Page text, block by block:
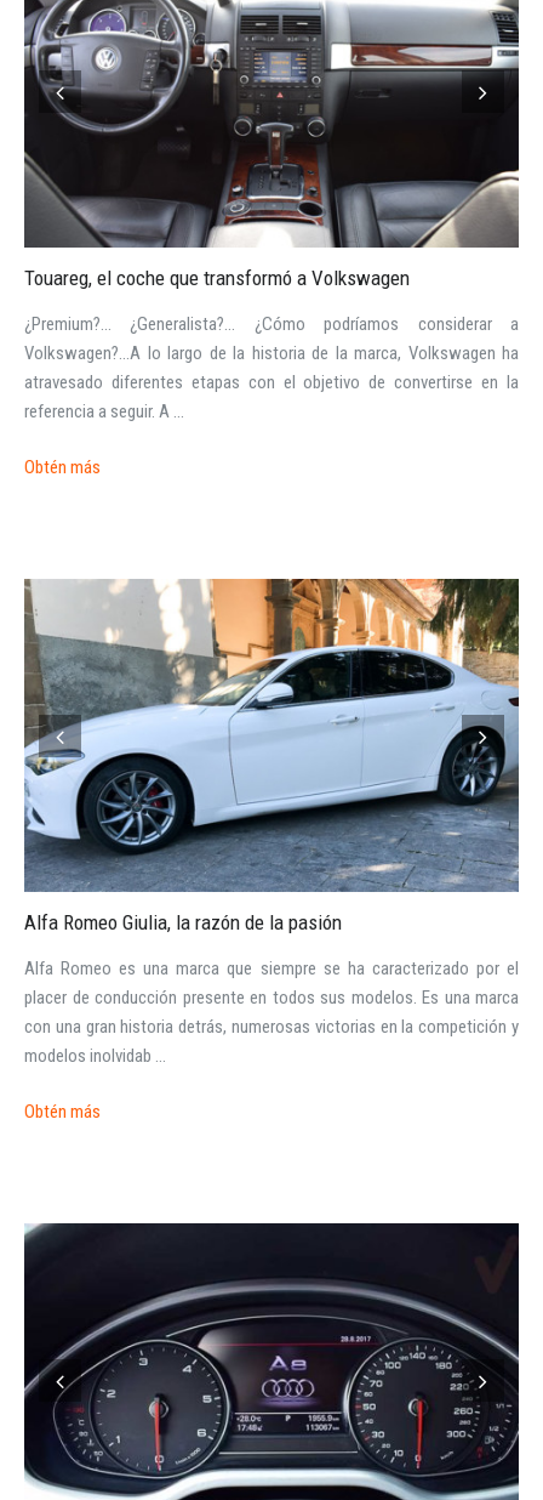
Iniciar sesión
INICIAR SESIÓN
¿Ha olvidado la contraseña?
Touareg, el coche que transformó a Volkswagen
¿Premium?... ¿Generalista?... ¿Cómo podríamos considerar a
Volkswagen?...A lo largo de la historia de la marca, Volkswagen ha
atravesado diferentes etapas con el objetivo de convertirse en la
referencia a seguir. A ...
Obtén más
Alfa Romeo Giulia, la razón de la pasión
Alfa Romeo es una marca que siempre se ha caracterizado por el
placer de conducción presente en todos sus modelos. Es una marca
con una gran historia detrás, numerosas victorias en la competición y
modelos inolvidab ...
Obtén más